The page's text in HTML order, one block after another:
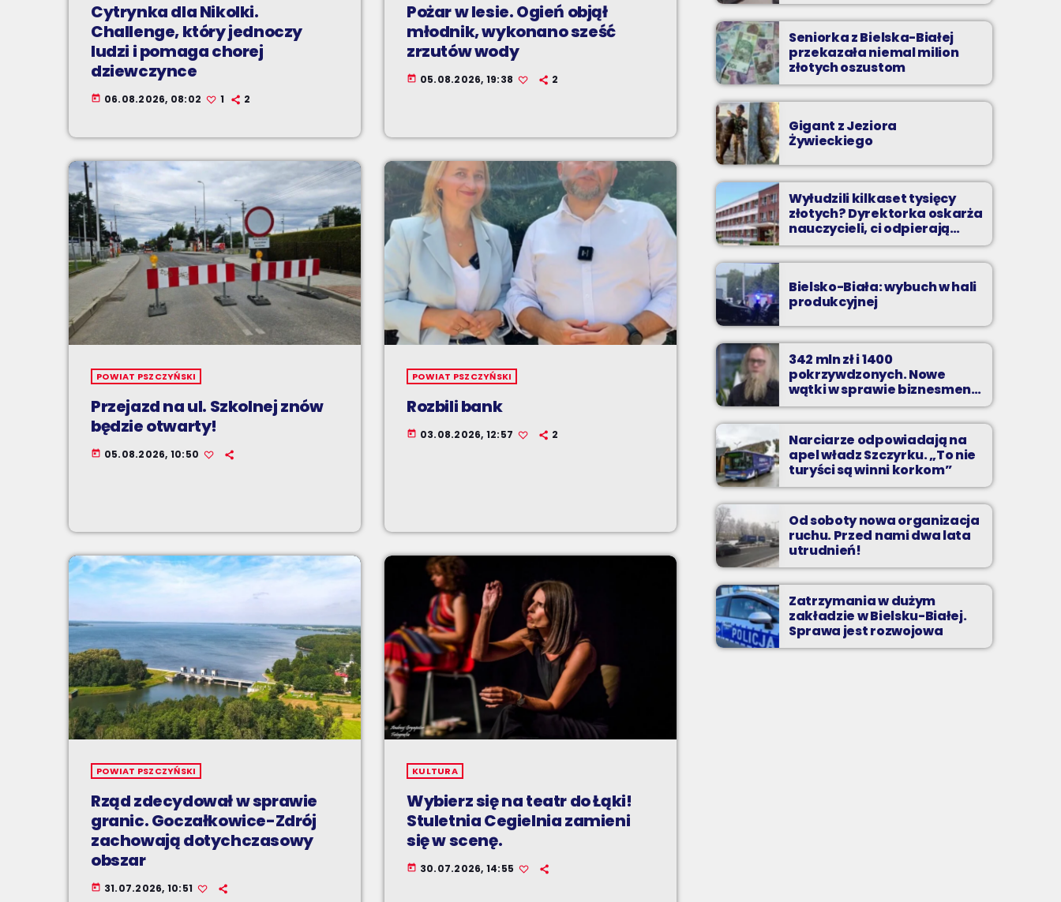
Cytrynka dla Nikolki.
Challenge, który jednoczy
ludzi i pomaga chorej
dziewczynce
today 06.08.2026, 08:02 1 2
Pożar w lesie. Ogień objął
młodnik, wykonano sześć
zrzutów wody
today 05.08.2026, 19:38 2
POWIAT PSZCZYŃSKI
Przejazd na ul. Szkolnej znów
będzie otwarty!
today 05.08.2026, 10:50
POWIAT PSZCZYŃSKI
Rozbili bank
today 03.08.2026, 12:57 2
POWIAT PSZCZYŃSKI
Rząd zdecydował w sprawie
granic. Goczałkowice-Zdrój
zachowają dotychczasowy
obszar
today 31.07.2026, 10:51
KULTURA
Wybierz się na teatr do Łąki!
Stuletnia Cegielnia zamieni
się w scenę.
today 30.07.2026, 14:55
Seniorka z Bielska-Białej
przekazała niemal milion
złotych oszustom
Gigant z Jeziora
Żywieckiego
Wyłudzili kilkaset tysięcy
złotych? Dyrektorka oskarża
nauczycieli, ci odpierają
zarzuty
Bielsko-Biała: wybuch w hali
produkcyjnej
342 mln zł i 1400
pokrzywdzonych. Nowe
wątki w sprawie biznesmena
z Bielska-Białej
Narciarze odpowiadają na
apel władz Szczyrku. „To nie
turyści są winni korkom”
Od soboty nowa organizacja
ruchu. Przed nami dwa lata
utrudnień!
Zatrzymania w dużym
zakładzie w Bielsku-Białej.
Sprawa jest rozwojowa